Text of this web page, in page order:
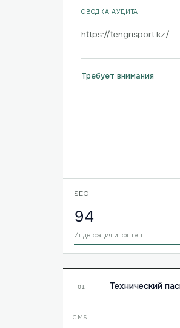
СВОДКА АУДИТА
https://tengrisport.kz/
Требует внимания
SEO
94
Индексация и контент
01 Технический
CMS